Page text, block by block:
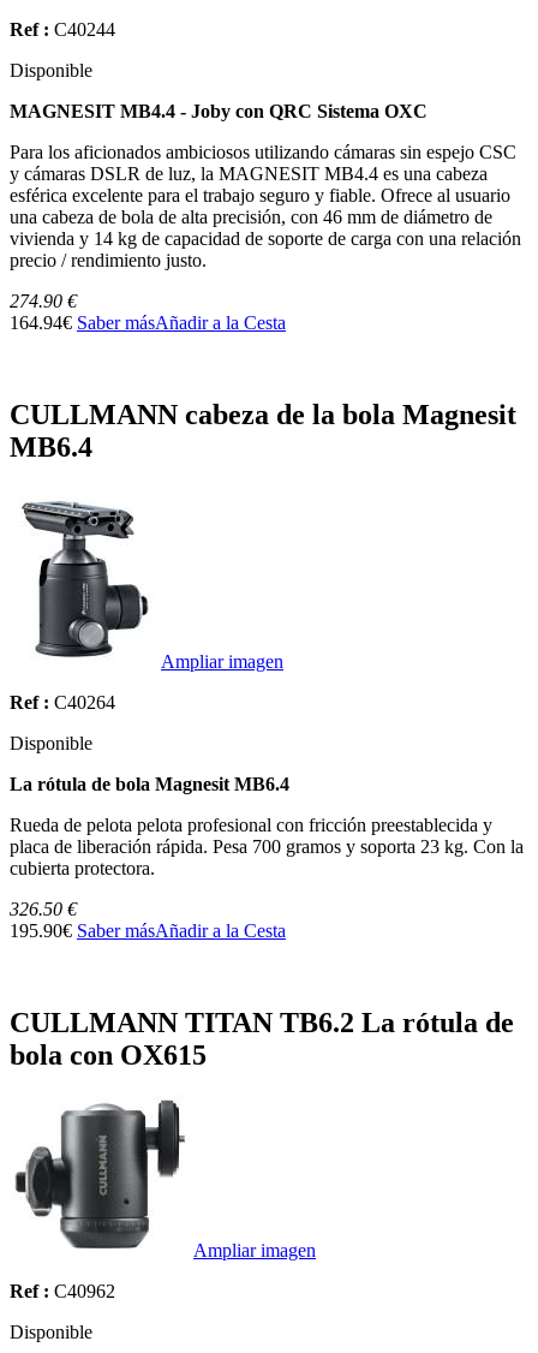
Ref : C40244
Disponible
MAGNESIT MB4.4 - Joby con QRC Sistema OXC
Para los aficionados ambiciosos utilizando cámaras sin espejo CSC
y cámaras DSLR de luz, la MAGNESIT MB4.4 es una cabeza
esférica excelente para el trabajo seguro y fiable. Ofrece al usuario
una cabeza de bola de alta precisión, con 46 mm de diámetro de
vivienda y 14 kg de capacidad de soporte de carga con una relación
precio / rendimiento justo.
274.90 €
164.94€ Saber másAñadir a la Cesta
CULLMANN cabeza de la bola Magnesit
MB6.4
Ampliar imagen
Ref : C40264
Disponible
La rótula de bola Magnesit MB6.4
Rueda de pelota pelota profesional con fricción preestablecida y
placa de liberación rápida. Pesa 700 gramos y soporta 23 kg. Con la
cubierta protectora.
326.50 €
195.90€ Saber másAñadir a la Cesta
CULLMANN TITAN TB6.2 La rótula de
bola con OX615
Ampliar imagen
Ref : C40962
Disponible